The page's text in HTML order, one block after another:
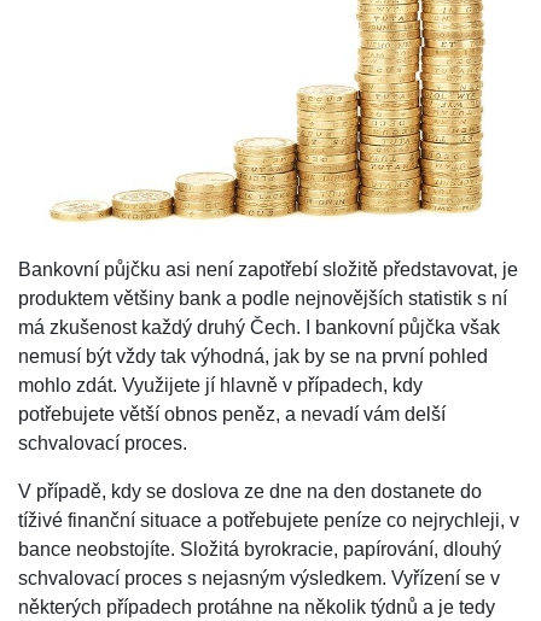
Bankovní půjčku asi není zapotřebí složitě představovat, je
produktem většiny bank a podle nejnovějších statistik s ní
má zkušenost každý druhý Čech. I bankovní půjčka však
nemusí být vždy tak výhodná, jak by se na první pohled
mohlo zdát. Využijete jí hlavně v případech, kdy
potřebujete větší obnos peněz, a nevadí vám delší
schvalovací proces.
V případě, kdy se doslova ze dne na den dostanete do
tíživé finanční situace a potřebujete peníze co nejrychleji, v
bance neobstojíte. Složitá byrokracie, papírování, dlouhý
schvalovací proces s nejasným výsledkem. Vyřízení se v
některých případech protáhne na několik týdnů a je tedy